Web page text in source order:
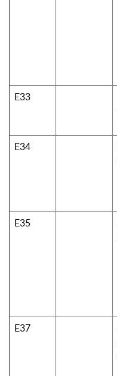
Е33
Е34
Е35
Е37